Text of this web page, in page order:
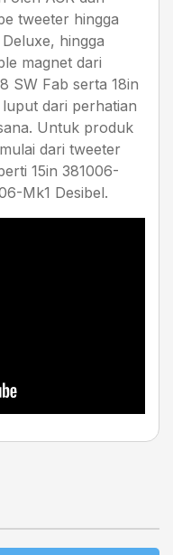
tweeter hingga
hingga
magnet dari
SW Fab serta 18in
luput dari perhatian
Untuk produk
dari tweeter
15in 381006-
Mk1 Desibel.